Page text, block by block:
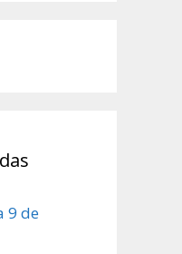
9 de